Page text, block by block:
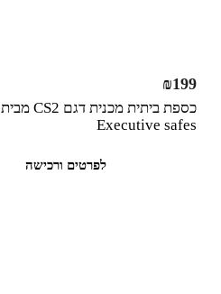
כספת ביתית מכנית דגם CS2 מבית
Executive safes
₪199
לפרטים ורכישה